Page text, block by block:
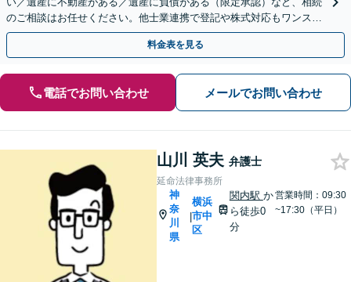
のご相談はお任せください。他士業連携で登記や株式対応もワンスト
ップ対応します【土日祝対応可】【関内4分】
料金表を見る
電話でお問い合わせ メールでお問い合わせ
山川 英夫 弁護士
延命法律事務所
神
奈
川
県
|
横浜
市中
区
関内駅 か
ら徒歩0
分
営業時間：09:30
~17:30（平日）